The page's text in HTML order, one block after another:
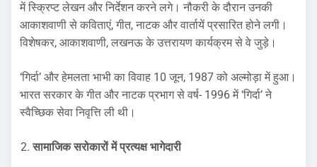
में स्क्रिप्ट लेखन और निर्देशन करने लगे। नौकरी के दौरान उनकी
आकाशवाणी से कविताएं, गीत, नाटक और वार्तायें प्रसारित होने लगी।
विशेषकर, आकाशवाणी, लखनऊ के उत्तरायण कार्यक्रम से वे जुड़े।
‘गिर्दा’ और हेमलता भाभी का विवाह 10 जून, 1987 को अल्मोड़ा में हुआ।
भारत सरकार के गीत और नाटक प्रभाग से वर्ष- 1996 में ‘गिर्दा’ ने
स्वैच्छिक सेवा निवृत्ति ली थी।
सामाजिक सरोकारों में प्रत्यक्ष भागेदारी